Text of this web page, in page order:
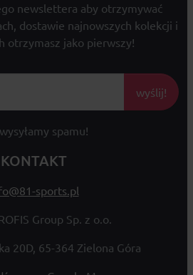
newslettera aby otrzymywać
dostawie najnowszych kolekcji i
otrzymasz jako pierwszy!
wyślij!
spamu!
KONTAKT
sports.pl
Group Sp. z o.o.
20D, 65-364 Zielona Góra